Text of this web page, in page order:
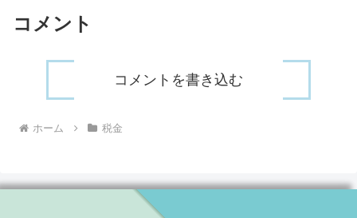
コメント
コメントを書き込む
ホーム 税金